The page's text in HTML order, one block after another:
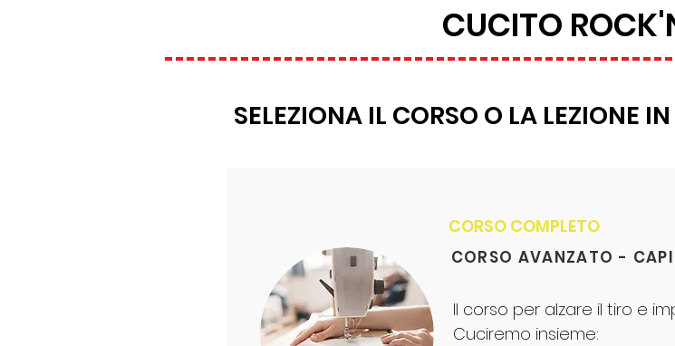
CUCITO
SELEZIONA IL CORSO O LA LEZIONE
CORSO COMPLETO
CORSO AVANZATO - CAPI
Il corso per alzare il tiro e
Cuciremo insieme: